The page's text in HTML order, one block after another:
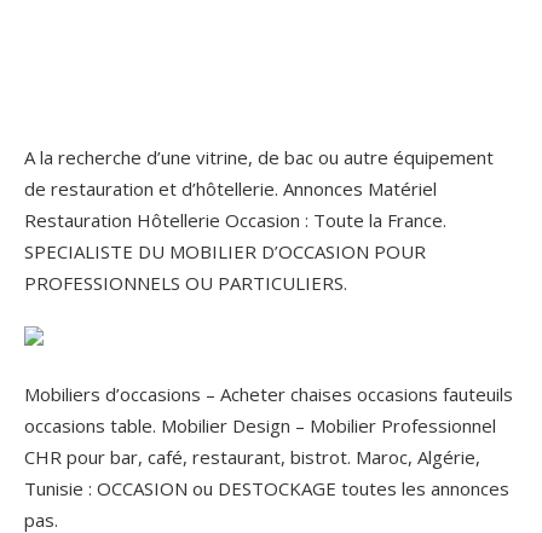
A la recherche d’une vitrine, de bac ou autre équipement
de restauration et d’hôtellerie. Annonces Matériel
Restauration Hôtellerie Occasion : Toute la France.
SPECIALISTE DU MOBILIER D’OCCASION POUR
PROFESSIONNELS OU PARTICULIERS.
Mobiliers d’occasions – Acheter chaises occasions fauteuils
occasions table. Mobilier Design – Mobilier Professionnel
CHR pour bar, café, restaurant, bistrot. Maroc, Algérie,
Tunisie : OCCASION ou DESTOCKAGE toutes les annonces
pas.